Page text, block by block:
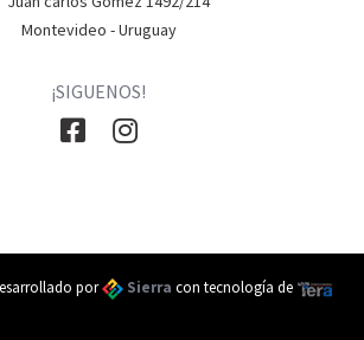
Montevideo - Uruguay
¡SIGUENOS!
por Sierra con tecnología de